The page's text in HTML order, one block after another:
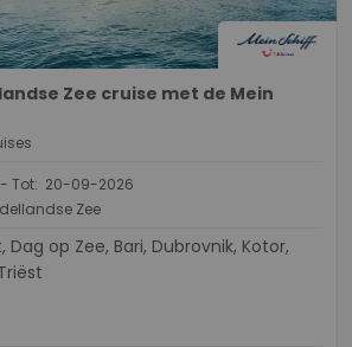
Zee cruise met de Mein
Tot: 20-09-2026
Zee